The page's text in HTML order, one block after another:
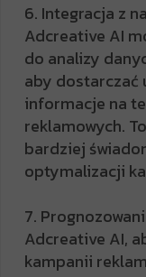
6. Integracja z
Adcreative AI
do analizy
aby dostarczać
informacje na
reklamowych.
bardziej
optymalizacji
7.
Adcreative AI,
kampanii